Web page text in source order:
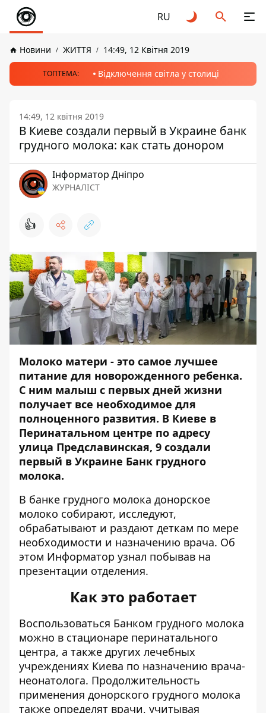
RU
Новини ЖИТТЯ 14:49, 12 Квітня 2019
ТОПТЕМА: Відключення світла у столиці
14:49, 12 квітня 2019
В Киеве создали первый в Украине банк
грудного молока: как стать донором
Інформатор Дніпро
ЖУРНАЛІСТ
👍
Молоко матери - это самое лучшее
питание для новорожденного ребенка.
С ним малыш с первых дней жизни
получает все необходимое для
полноценного развития. В Киеве в
Перинатальном центре по адресу
улица Предславинская, 9 создали
первый в Украине Банк грудного
молока.
В банке грудного молока донорское
молоко собирают, исследуют,
обрабатывают и раздают деткам по мере
необходимости и назначению врача. Об
этом Информатор узнал побывав на
презентации отделения.
Как это работает
Воспользоваться Банком грудного молока
можно в стационаре перинатального
центра, а также других лечебных
учреждениях Киева по назначению врача-
неонатолога. Продолжительность
применения донорского грудного молока
также определят врачи, учитывая